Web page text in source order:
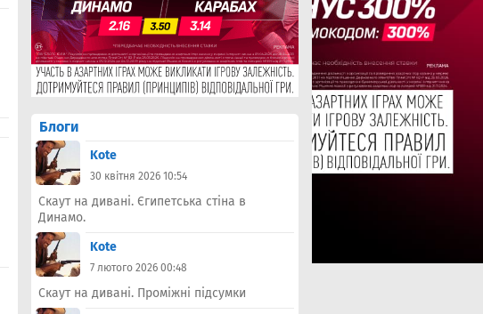
Блоги
Kote
30 квітня 2026 10:54
Скаут на дивані. Єгипетська стіна в
Динамо.
Kote
7 лютого 2026 00:48
Скаут на дивані. Проміжні підсумки